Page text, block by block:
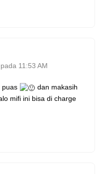
11:53 AM
puas
dan makasih
mifi ini bisa di charge